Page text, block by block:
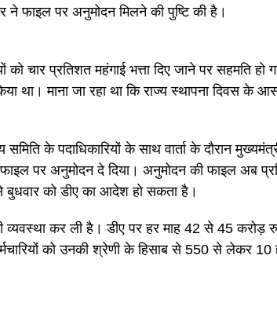
ने फाइल पर अनुमोदन मिलने की पुष्टि की है।
चार प्रतिशत महंगाई भत्ता दिए जाने पर सहमति हो
था। माना जा रहा था कि राज्य स्थापना दिवस के
के पदाधिकारियों के साथ वार्ता के दौरान
फाइल पर अनुमोदन दे दिया। अनुमोदन की फाइल अब
को डीए का आदेश हो सकता है।
व्यवस्था कर ली है। डीए पर हर माह 42 से 45 करोड़
को उनकी श्रेणी के हिसाब से 550 से लेकर 10